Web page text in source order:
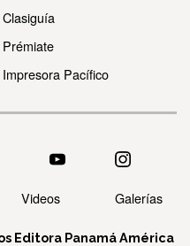
Clasiguía
Prémiate
Impresora Pacífico
Videos Galerías
Editora Panamá América